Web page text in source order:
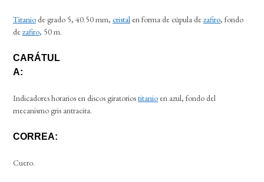
Titanio de grado 5, 40.50 mm, cristal en forma de cúpula dezafiro, fondo
dezafiro, 50 m.
CARÁTUL
A:
Indicadores horarios en discos giratoriostitanio en azul, fondo del
mecanismo gris antracita.
CORREA:
Cuero.